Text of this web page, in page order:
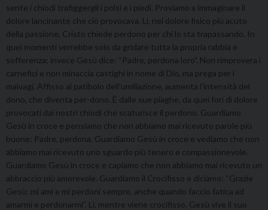
sente i chiodi trafiggergli i polsi e i piedi. Proviamo a immaginare il
dolore lancinante che ciò provocava. Lì, nel dolore fisico più acuto
della passione, Cristo chiede perdono per chi lo sta trapassando. In
quei momenti verrebbe solo da gridare tutta la propria rabbia e
sofferenza; invece Gesù dice: “Padre, perdona loro”. Non rimprovera i
carnefici e non minaccia castighi in nome di Dio, ma prega per i
malvagi. Affisso al patibolo dell’umiliazione, aumenta l’intensità del
dono, che diventa per-dono. È dalle sue piaghe, da quei fori di dolore
provocati dai nostri chiodi che scaturisce il perdono. Guardiamo
Gesù in croce e pensiamo che non abbiamo mai ricevuto parole più
buone: Padre, perdona. Guardiamo Gesù in croce e vediamo che non
abbiamo mai ricevuto uno sguardo più tenero e compassionevole.
Guardiamo Gesù in croce e capiamo che non abbiamo mai ricevuto un
abbraccio più amorevole. Guardiamo il Crocifisso e diciamo: “Grazie
Gesù: mi ami e mi perdoni sempre, anche quando faccio fatica ad
amarmi e perdonarmi”. Lì, mentre viene crocifisso, Gesù vive il suo